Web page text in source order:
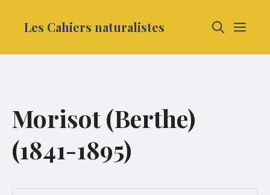
Les Cahiers naturalistes
Morisot (Berthe)
(1841-1895)